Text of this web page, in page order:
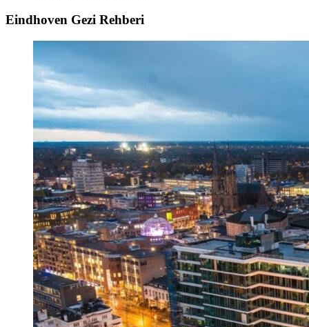
Eindhoven Gezi Rehberi